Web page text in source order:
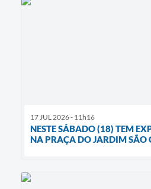
17 JUL 2026 - 11h16
NESTE SÁBADO (18) TEM
NA PRAÇA DO JARDIM SÃO